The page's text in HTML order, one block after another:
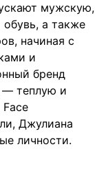
мужскую,
а также
начиная с
и
бренд
— теплую и
, Джулиана
личности.